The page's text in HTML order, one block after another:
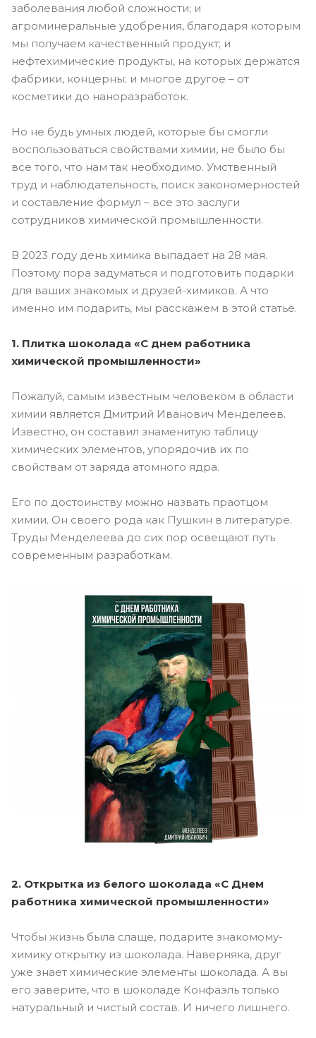
заболевания любой сложности; и
агроминеральные удобрения, благодаря которым
мы получаем качественный продукт; и
нефтехимические продукты, на которых держатся
фабрики, концерны; и многое другое – от
косметики до наноразработок.
Но не будь умных людей, которые бы смогли
воспользоваться свойствами химии, не было бы
все того, что нам так необходимо. Умственный
труд и наблюдательность, поиск закономерностей
и составление формул – все это заслуги
сотрудников химической промышленности.
В 2023 году день химика выпадает на 28 мая.
Поэтому пора задуматься и подготовить подарки
для ваших знакомых и друзей-химиков. А что
именно им подарить, мы расскажем в этой статье.
1. Плитка шоколада «С днем работника
химической промышленности»
Пожалуй, самым известным человеком в области
химии является Дмитрий Иванович Менделеев.
Известно, он составил знаменитую таблицу
химических элементов, упорядочив их по
свойствам от заряда атомного ядра.
Его по достоинству можно назвать праотцом
химии. Он своего рода как Пушкин в литературе.
Труды Менделеева до сих пор освещают путь
современным разработкам.
2. Открытка из белого шоколада «С Днем
работника химической промышленности»
Чтобы жизнь была слаще, подарите знакомому-
химику открытку из шоколада. Наверняка, друг
уже знает химические элементы шоколада. А вы
его заверите, что в шоколаде Конфаэль только
натуральный и чистый состав. И ничего лишнего.